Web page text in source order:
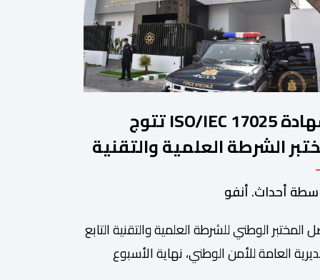
شهادة ISO/IEC 17025 تتوج
الشرطة العلمية والتقنية
الوطني في مختلف الخبرات
أحداث. أنفو
المختبر الوطني للشرطة العلمية والتقنية التابع
العامة للأمن الوطني، نهاية الأسبوع